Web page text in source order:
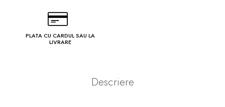
PLATA CU CARDUL SAU LA
LIVRARE
Descriere